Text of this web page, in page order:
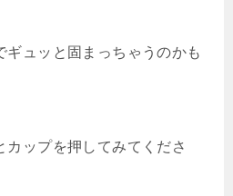
ギュッと固まっちゃうのかも
ップを押してみてくださ